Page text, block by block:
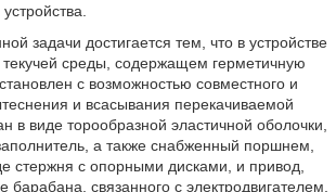
задачи достигается тем, что в устройстве
текучей среды, содержащем герметичную
с возможностью совместного и
и всасывания перекачиваемой
в виде торообразной эластичной оболочки,
а также снабженный поршнем,
стержня с опорными дисками, и привод,
связанного с электродвигателем,